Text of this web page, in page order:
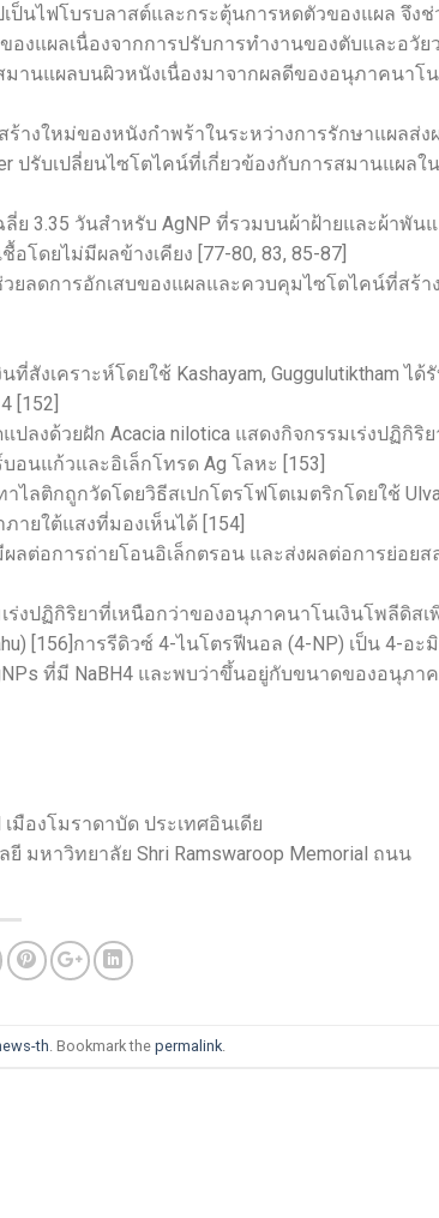
ป็นไฟโบรบลาสต์และกระตุ้นการหดตัวของแผล จึงช่
งแผลเนื่องจากการปรับการทำงานของตับและอวัย
มานแผลบนผิวหนังเนื่องมาจากผลดีของอนุภาคนาโน
างใหม่ของหนังกำพร้าในระหว่างการรักษาแผลส่ง
ปรับเปลี่ยนไซโตไคน์ที่เกี่ยวข้องกับการสมานแผลใน
ย 3.35 วันสำหรับ AgNP ที่รวมบนผ้าฝ้ายและผ้าพัน
โดยไม่มีผลข้างเคียง [77-80, 83, 85-87]
ลดการอักเสบของแผลและควบคุมไซโตไคน์ที่สร้า
งเคราะห์โดยใช้ Kashayam, Guggulutiktham ได้
[152]
งด้วยฝัก Acacia nilotica แสดงกิจกรรมเร่งปฏิกิริ
นแก้วและอิเล็กโทรด Ag โลหะ [153]
ลติกถูกวัดโดยวิธีสเปกโตรโฟโตเมตริกโดยใช้
ายใต้แสงที่มองเห็นได้ [154]
ลต่อการถ่ายโอนอิเล็กตรอน และส่งผลต่อการย่อยส
ร่งปฏิกิริยาที่เหนือกว่าของอนุภาคนาโนเงินโพลีดิสเ
[156]การรีดิวซ์ 4-ไนโตรฟีนอล (4-NP) เป็น 4-อะ
ที่มี NaBH4 และพบว่าขึ้นอยู่กับขนาดของอนุภาค
องโมราดาบัด ประเทศอินเดีย
มหาวิทยาลัย Shri Ramswaroop Memorial ถนน
th . Bookmark thepermalink